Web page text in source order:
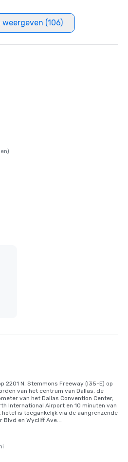
(106)
2201 N. Stemmons Freeway (I35-E) op
van het centrum van Dallas, de
van het Dallas Convention Center,
International Airport en 10 minuten van
is toegankelijk via de aangrenzende
Blvd en Wycliff Ave.
aan de rechterkant. Voor meer rij- of
Anatole bellen op 214 748 1200.